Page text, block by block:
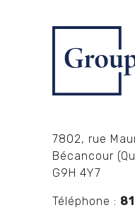
7802, rue
Bécancour
G9H 4Y7
Téléphone :